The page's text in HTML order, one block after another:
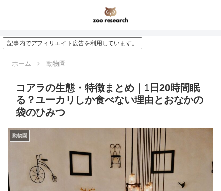
記事内でアフィリエイト広告を利用しています。
ホーム 動物園
コアラの生態・特徴まとめ｜1日20時間眠
る？ユーカリしか食べない理由とおなかの
袋のひみつ
動物園